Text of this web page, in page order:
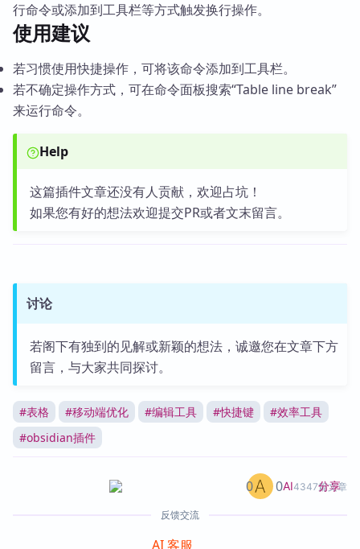
行命令或添加到工具栏等方式触发换行操作。
使用建议
若习惯使用快捷操作，可将该命令添加到工具栏。
若不确定操作方式，可在命令面板搜索“Table line break”
来运行命令。
Help
这篇插件文章还没有人贡献，欢迎占坑！
如果您有好的想法欢迎提交PR或者文末留言。
讨论
若阁下有独到的见解或新颖的想法，诚邀您在文章下方
留言，与大家共同探讨。
#表格 #移动端优化 #编辑工具 #快捷键 #效率工具
#obsidian插件
AI4347篇文章
0 0 分享
反馈交流
AI 客服